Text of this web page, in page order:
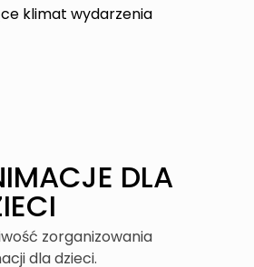
klimat wydarzenia
DLA
zorganizowania
dla dzieci.